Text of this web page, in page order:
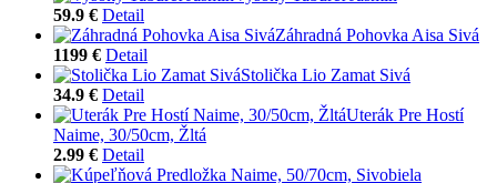
59.9 € Detail
Záhradná Pohovka Aisa Sivá
1199 € Detail
Stolička Lio Zamat Sivá
34.9 € Detail
Uterák Pre Hostí
Naime, 30/50cm, Žltá
2.99 € Detail